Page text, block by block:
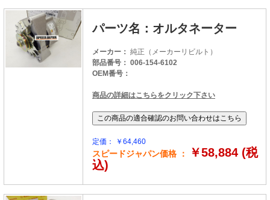
パーツ名：オルタネーター
メーカー： 純正（メーカーリビルト）
部品番号： 006-154-6102
OEM番号：
商品の詳細はこちらをクリック下さい
定価： ￥64,460
スピードジャパン価格 ：
￥58,884 (税
込)